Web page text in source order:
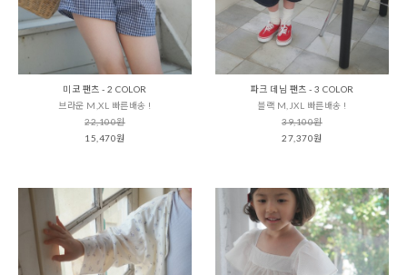
미코 팬츠 - 2 COLOR
브라운 M,XL 빠른배송 !
22,100원
15,470원
파크 데님 팬츠 - 3 COLOR
블랙 M,JXL 빠른배송 !
39,100원
27,370원